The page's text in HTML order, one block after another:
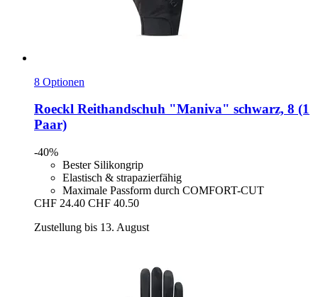
8 Optionen
Roeckl Reithandschuh "Maniva" schwarz, 8 (1
Paar)
-40%
Bester Silikongrip
Elastisch & strapazierfähig
Maximale Passform durch COMFORT-CUT
CHF 24.40 CHF 40.50
Zustellung bis 13. August